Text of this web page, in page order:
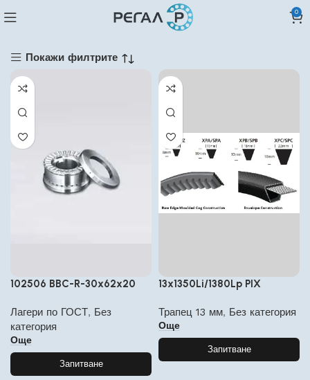
0
Покажи филтрите
102506 BBC-R-30x62x20
Лагери по ГОСТ, Без
категория
Още
Запитване
13x1350Li/1380Lp PIX
Трапец 13 мм, Без категория
Още
Запитване